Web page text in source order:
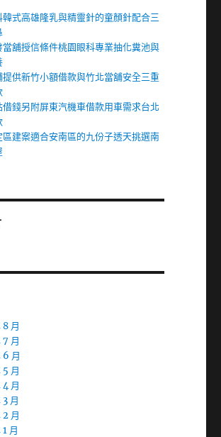
韓式高雄隆乳與精靈針的童顏針配合三
當舖授信條件桃園眼科專業抽化糞池與
提供新竹小額借款與竹北當舖安全三重
借錢另附屏東汽機車借款用車需求台北
區建案適合安南區的九份子透天挑選南
月
月
月
月
月
月
月
月